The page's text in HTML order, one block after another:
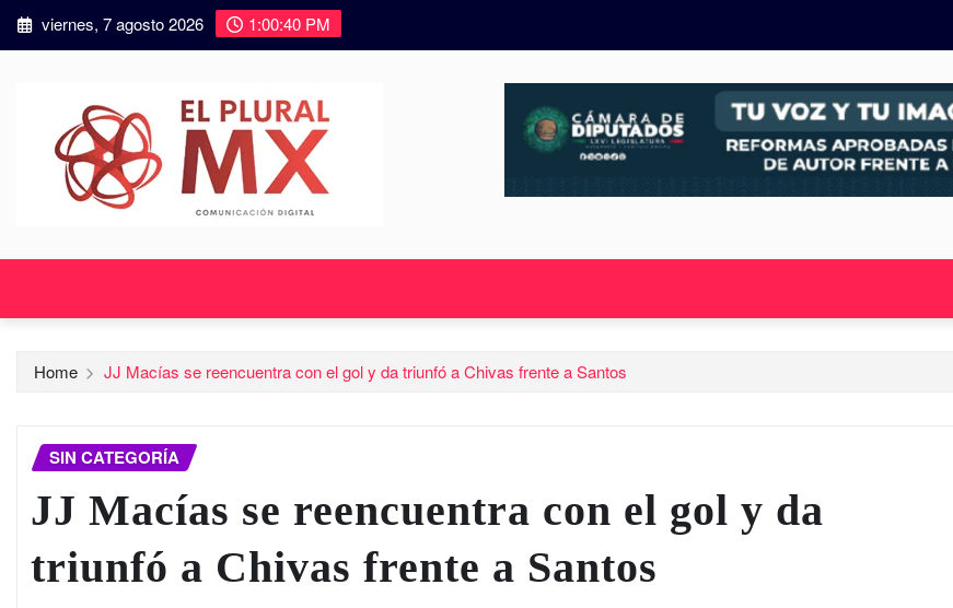
viernes, 7 agosto 2026 1:00:41 PM
Home JJ Macías se reencuentra con el gol y da triunfó a Chivas frente a Santos
SIN CATEGORÍA
JJ Macías se reencuentra con el gol y da
triunfó a Chivas frente a Santos